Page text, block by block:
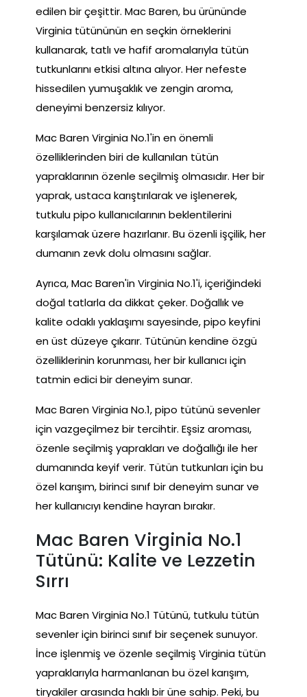
edilen bir çeşittir. Mac Baren, bu ürününde
Virginia tütününün en seçkin örneklerini
kullanarak, tatlı ve hafif aromalarıyla tütün
tutkunlarını etkisi altına alıyor. Her nefeste
hissedilen yumuşaklık ve zengin aroma,
deneyimi benzersiz kılıyor.
Mac Baren Virginia No.1'in en önemli
özelliklerinden biri de kullanılan tütün
yapraklarının özenle seçilmiş olmasıdır. Her bir
yaprak, ustaca karıştırılarak ve işlenerek,
tutkulu pipo kullanıcılarının beklentilerini
karşılamak üzere hazırlanır. Bu özenli işçilik, her
dumanın zevk dolu olmasını sağlar.
Ayrıca, Mac Baren'in Virginia No.1'i, içeriğindeki
doğal tatlarla da dikkat çeker. Doğallık ve
kalite odaklı yaklaşımı sayesinde, pipo keyfini
en üst düzeye çıkarır. Tütünün kendine özgü
özelliklerinin korunması, her bir kullanıcı için
tatmin edici bir deneyim sunar.
Mac Baren Virginia No.1, pipo tütünü sevenler
için vazgeçilmez bir tercihtir. Eşsiz aroması,
özenle seçilmiş yaprakları ve doğallığı ile her
dumanında keyif verir. Tütün tutkunları için bu
özel karışım, birinci sınıf bir deneyim sunar ve
her kullanıcıyı kendine hayran bırakır.
Mac Baren Virginia No.1
Tütünü: Kalite ve Lezzetin
Sırrı
Mac Baren Virginia No.1 Tütünü, tutkulu tütün
sevenler için birinci sınıf bir seçenek sunuyor.
İnce işlenmiş ve özenle seçilmiş Virginia tütün
yapraklarıyla harmanlanan bu özel karışım,
tiryakiler arasında haklı bir üne sahip. Peki, bu